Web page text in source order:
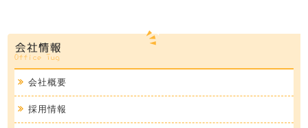
会社概要
採用情報